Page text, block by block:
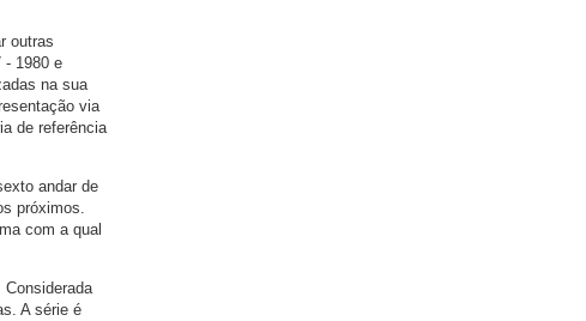
outras
- 1980 e
na sua
via
de referência
andar de
próximos.
com a qual
A série é